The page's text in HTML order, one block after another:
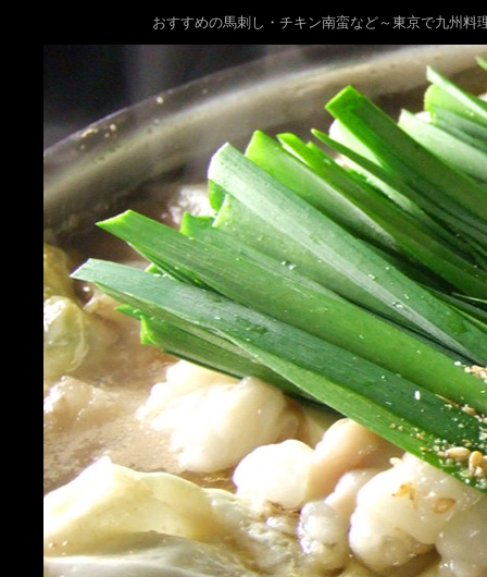
おすすめの馬刺し・チキン南蛮など～東京で九州料